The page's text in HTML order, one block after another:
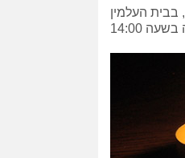
לרגל יום השנה לפטירתו נקיים אזכרה ליד קברו של ראובן ברואר ביום חמישי, ה-26 בינואר 2023, בבית העלמין